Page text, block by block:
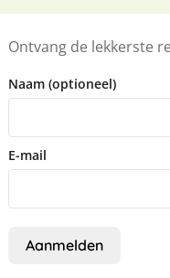
Ontvang de lekkerste
Naam (optioneel)
E-mail
Aanmelden